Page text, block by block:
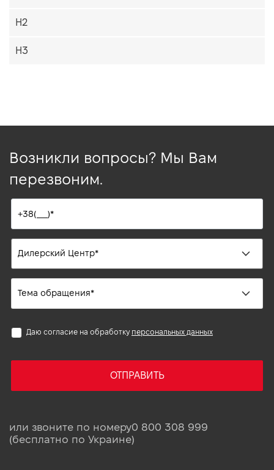
H2
H3
Возникли вопросы? Мы Вам
перезвоним.
Даю согласие на обработку персональных данных
ОТПРАВИТЬ
или звоните по номеру0 800 308 999
(бесплатно по Украине)